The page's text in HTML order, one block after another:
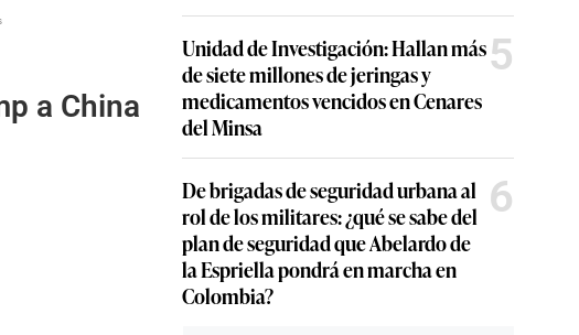
a China
Unidad de Investigación: Hallan más
de siete millones de jeringas y
medicamentos vencidos en Cenares
del Minsa
5
De brigadas de seguridad urbana al
rol de los militares: ¿qué se sabe del
plan de seguridad que Abelardo de
la Espriella pondrá en marcha en
Colombia?
6